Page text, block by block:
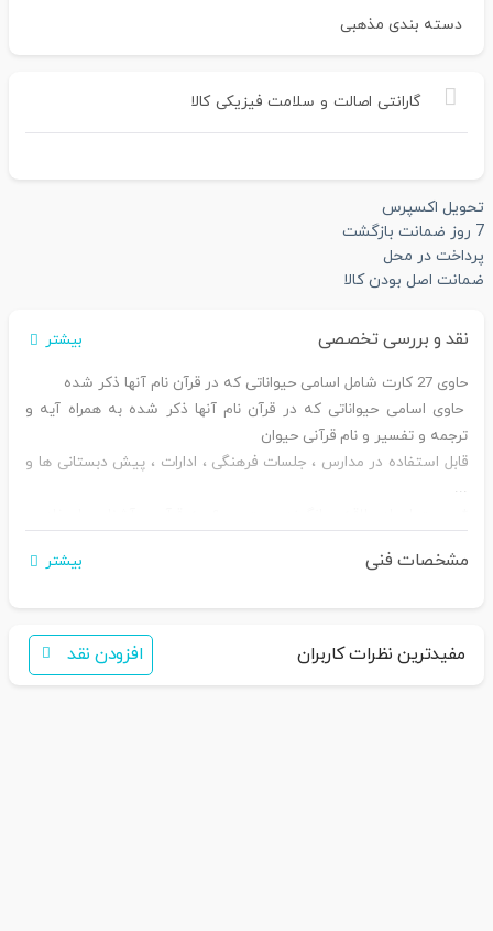
دسته بندی مذهبی
گارانتی اصالت و سلامت فیزیکی کالا
تحویل اکسپرس
7 روز ضمانت بازگشت
پرداخت در محل
ضمانت اصل بودن کالا
نقد و بررسی تخصصی بیشتر
حاوی 27 کارت شامل اسامی حیواناتی که در قرآن نام آنها ذکر شده
حاوی اسامی حیواناتی که در قرآن نام آنها ذکر شده به همراه آیه و
ترجمه و تفسیر و نام قرآنی حیوان
قابل استفاده در مدارس ، جلسات فرهنگی ، ادارات ، پیش دبستانی ها و
...
*- ادارات و مراکز فرهنگی می توانند این بسته را با تخفیف ویژه در اختیار
مشخصات فنی بیشتر
مفیدترین نظرات کاربران افزودن نقد